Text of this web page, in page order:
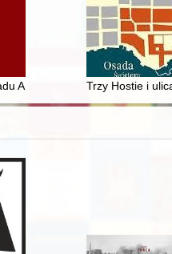
Cz. 2
Generalnym w Warszawie na
AK na temat kadry Gwardii
Trzy Hostie i